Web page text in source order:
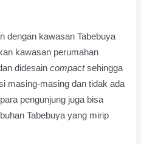
dengan kawasan Tabebuya
kawasan perumahan
didesaincompactsehingga
masing-masing dan tidak ada
pengunjung juga bisa
Tabebuya yang mirip